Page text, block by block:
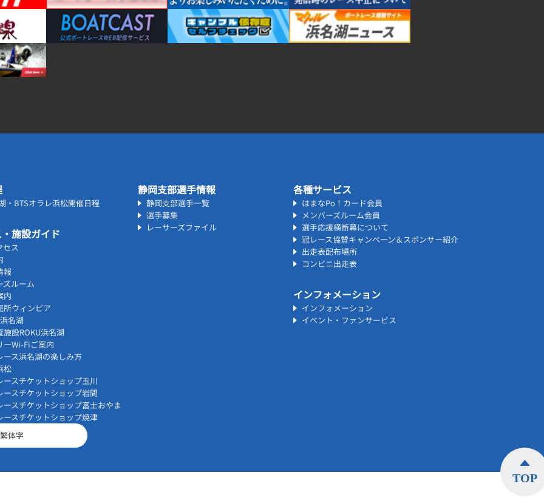
・BTSオラレ浜松開催日程
施設ガイド
セス
報
ズルーム
内
所ウィンピア
名湖
施設ROKU浜名湖
ーWi-Fiご案内
ース浜名湖の楽しみ方
松
ースチケットショップ玉川
ースチケットショップ岩間
ースチケットショップ富士おやま
ースチケットショップ焼津
静岡支部選手情報
静岡支部選手一覧
選手募集
レーサーズファイル
各種サービス
はまなPo！カード会員
メンバーズルーム会員
選手応援横断幕について
冠レース協賛キャンペーン＆スポンサー紹介
出走表配布場所
コンビニ出走表
インフォメーション
インフォメーション
イベント・ファンサービス
体字